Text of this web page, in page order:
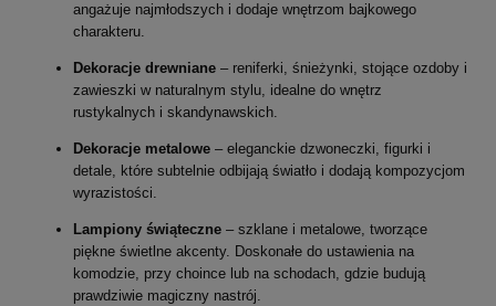
angażuje najmłodszych i dodaje wnętrzom bajkowego
charakteru.
Dekoracje drewniane – reniferki, śnieżynki, stojące ozdoby i
zawieszki w naturalnym stylu, idealne do wnętrz
rustykalnych i skandynawskich.
Dekoracje metalowe – eleganckie dzwoneczki, figurki i
detale, które subtelnie odbijają światło i dodają kompozycjom
wyrazistości.
Lampiony świąteczne – szklane i metalowe, tworzące
piękne świetlne akcenty. Doskonałe do ustawienia na
komodzie, przy choince lub na schodach, gdzie budują
prawdziwie magiczny nastrój.